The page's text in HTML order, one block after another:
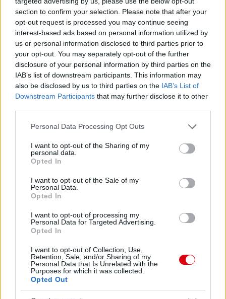
section to confirm your selection. Please note that after your
opt-out request is processed you may continue seeing
interest-based ads based on personal information utilized by
us or personal information disclosed to third parties prior to
your opt-out. You may separately opt-out of the further
disclosure of your personal information by third parties on the
IAB’s list of downstream participants. This information may
also be disclosed by us to third parties on the IAB’s List of
Downstream Participants that may further disclose it to other
Please note that this website/app uses one or more Google
not limited to your visit or usage behaviour. You may click to
grant or deny consent to Google and its third-party tags to
use your data for below specified purposes in below Google
consent section.
Personal Data Processing Opt Outs
I want to opt-out of the Sharing of my
personal data.
Opted In
I want to opt-out of the Sale of my
Personal Data.
Opted In
I want to opt-out of processing my
Personal Data for Targeted Advertising.
Opted In
I want to opt-out of Collection, Use,
Retention, Sale, and/or Sharing of my
Personal Data that Is Unrelated with the
Purposes for which it was collected.
Opted Out